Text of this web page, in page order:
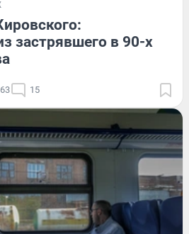
застрявшего в 90-х
15